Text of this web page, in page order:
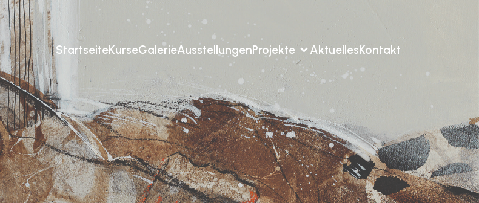
StartseiteKurseGalerieAusstellungenProjekte AktuellesKontakt